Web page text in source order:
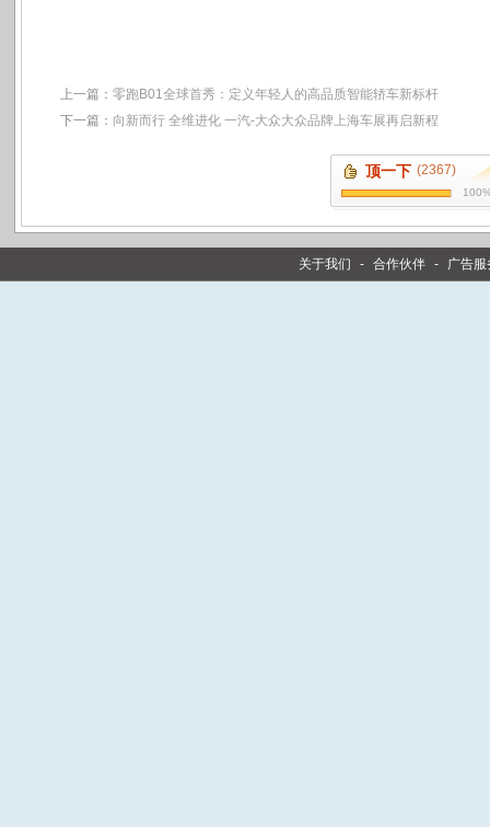
上一篇： 零跑B01全球首秀：定义年轻人的高品质智能轿车新标杆
下一篇： 向新而行 全维进化 一汽-大众大众品牌上海车展再启新程
顶一下 (2367)
关于我们 - 合作伙伴 - 广告服